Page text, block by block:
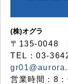
(株)オグラ
〒135-0048
TEL：03-
営業時間：8